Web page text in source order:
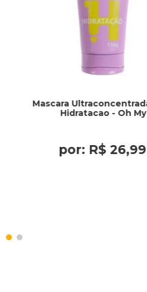
Mascara
Hidratacao - Oh My
por: R$ 26,99